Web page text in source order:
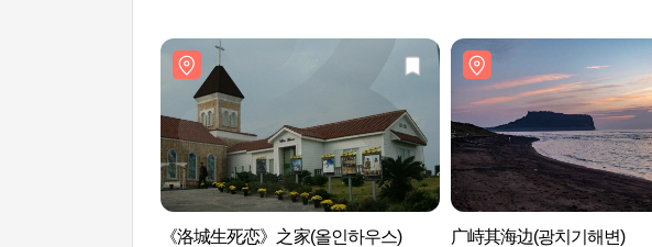
《洛城生死恋》之家(올인하우스) 广峙其海边(광치기해변)